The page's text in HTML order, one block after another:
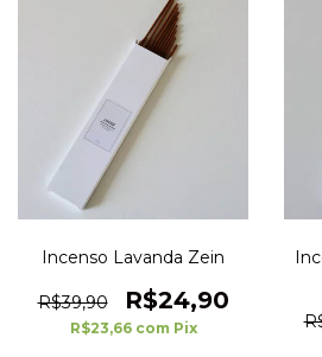
Incenso Lavanda Zein
R$39,90 R$24,90
R$23,66 com Pix